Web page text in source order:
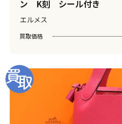
ン K刻 シール付き
エルメス
買取価格